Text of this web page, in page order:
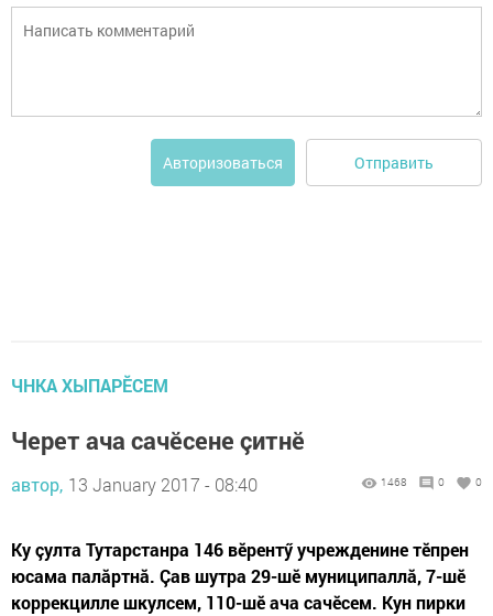
Авторизоваться Отправить
ЧНКА ХЫПАРӖСЕМ
Черет ача сачӗсене çитнӗ
автор, 13 January 2017 - 08:40 1468 0 0
Ку çулта Тутарстанра 146 вӗрентӳ учрежденине тӗпрен
юсама палăртнă. Çав шутра 29-шӗ муниципаллă, 7-шӗ
коррекцилле шкулсем, 110-шӗ ача сачӗсем. Кун пирки